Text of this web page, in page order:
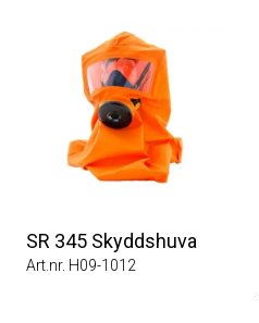
SR 345 Skyddshuva
Art.nr. H09-1012